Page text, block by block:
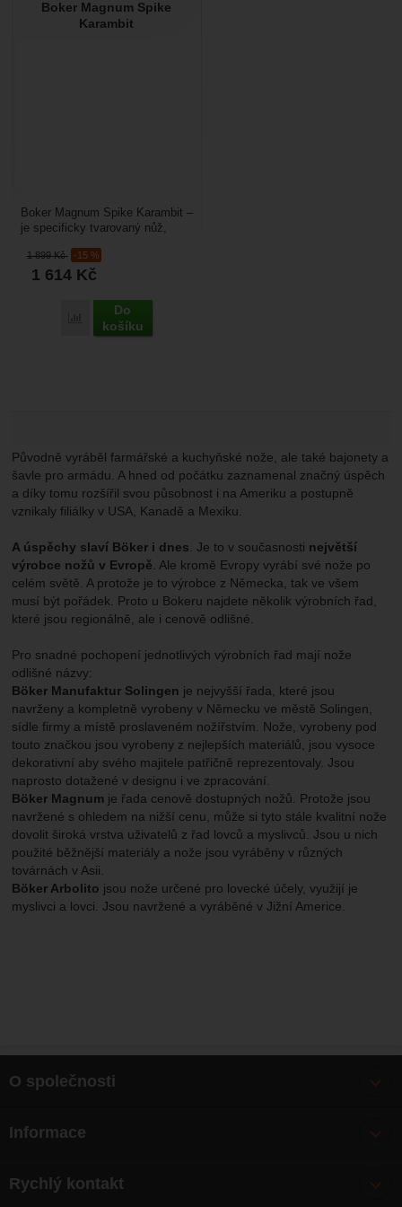
Boker Magnum Spike
Karambit
1 899Kč -15 %
1 614 Kč
Přidat 'Boker Magnum Spike Karambit' k porovnání
Do
košíku
Boker Magnum Spike Karambit –
je specificky tvarovaný nůž,
indonéského karambitu,...
Původně vyráběl farmářské a kuchyňské nože, ale také bajonety a
šavle pro armádu. A hned od počátku zaznamenal značný úspěch
a díky tomu rozšířil svou působnost i na Ameriku a postupně
vznikaly filiálky v USA, Kanadě a Mexiku.
A úspěchy slaví Böker i dnes . Je to v současnosti největší
výrobce nožů v Evropě . Ale kromě Evropy vyrábí své nože po
celém světě. A protože je to výrobce z Německa, tak ve všem
musí být pořádek. Proto u Bokeru najdete několik výrobních řad,
které jsou regionálně, ale i cenově odlišné.
Pro snadné pochopení jednotlivých výrobních řad mají nože
odlišné názvy:
Böker Manufaktur Solingen je nejvyšší řada, které jsou
navrženy a kompletně vyrobeny v Německu ve městě Solingen,
sídle firmy a místě proslaveném nožířstvím. Nože, vyrobeny pod
touto značkou jsou vyrobeny z nejlepších materiálů, jsou vysoce
dekorativní aby svého majitele patřičně reprezentovaly. Jsou
naprosto dotažené v designu i ve zpracování.
Böker Magnum je řada cenově dostupných nožů. Protože jsou
navržené s ohledem na nižší cenu, může si tyto stále kvalitní nože
dovolit široká vrstva uživatelů z řad lovců a myslivců. Jsou u nich
použité běžnější materiály a nože jsou vyráběny v různých
továrnách v Asii.
Böker Arbolito jsou nože určené pro lovecké účely, využijí je
myslivci a lovci. Jsou navržené a vyráběné v Jižní Americe.
O společnosti
O nás
Mapa webu
Rychlý kontakt
Informace
Výměna, vrácení zboží